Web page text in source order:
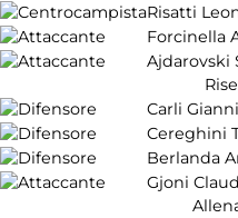
Risatti
Forcinella
Ajdarovski
Carli Gianni
Cereghini
Berlanda
Gjoni